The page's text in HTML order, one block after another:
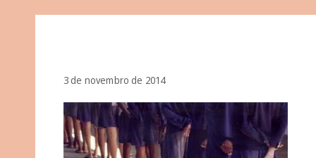
3 de novembro de 2014